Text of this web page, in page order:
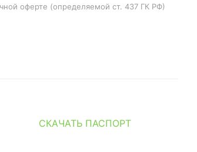
оферте (определяемой ст. 437 ГК РФ)
СКАЧАТЬ ПАСПОРТ